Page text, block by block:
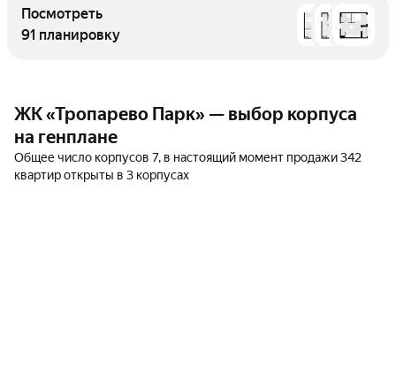
Посмотреть
91 планировку
ЖК «Тропарево Парк» — выбор корпуса
на генплане
Общее число корпусов 7, в настоящий момент продажи 342
квартир открыты в 3 корпусах